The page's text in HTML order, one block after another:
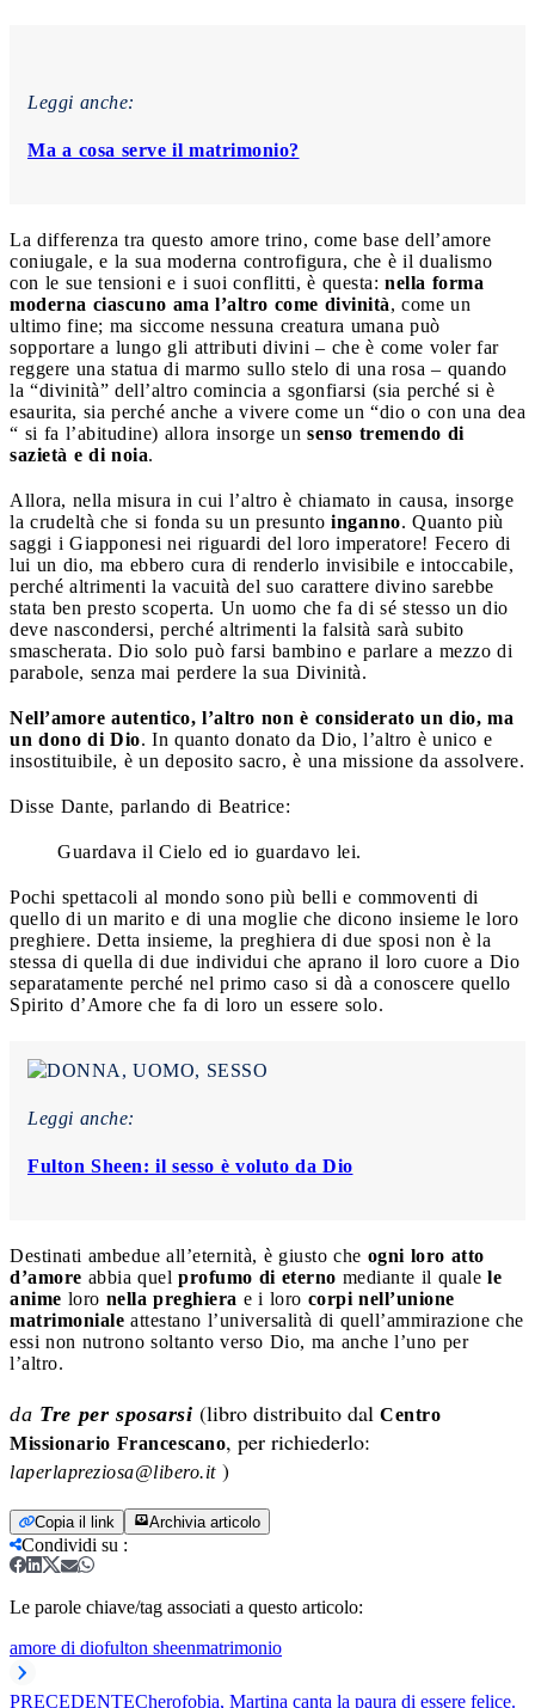
Leggi anche:
Ma a cosa serve il matrimonio?
La differenza tra questo amore trino, come base dell’amore
coniugale, e la sua moderna controfigura, che è il dualismo
con le sue tensioni e i suoi conflitti, è questa: nella forma
moderna ciascuno ama l’altro come divinità, come un
ultimo fine; ma siccome nessuna creatura umana può
sopportare a lungo gli attributi divini – che è come voler far
reggere una statua di marmo sullo stelo di una rosa – quando
la “divinità” dell’altro comincia a sgonfiarsi (sia perché si è
esaurita, sia perché anche a vivere come un “dio o con una dea
“ si fa l’abitudine) allora insorge un senso tremendo di
sazietà e di noia.
Allora, nella misura in cui l’altro è chiamato in causa, insorge
la crudeltà che si fonda su un presunto inganno. Quanto più
saggi i Giapponesi nei riguardi del loro imperatore! Fecero di
lui un dio, ma ebbero cura di renderlo invisibile e intoccabile,
perché altrimenti la vacuità del suo carattere divino sarebbe
stata ben presto scoperta. Un uomo che fa di sé stesso un dio
deve nascondersi, perché altrimenti la falsità sarà subito
smascherata. Dio solo può farsi bambino e parlare a mezzo di
parabole, senza mai perdere la sua Divinità.
Nell’amore autentico, l’altro non è considerato un dio, ma
un dono di Dio. In quanto donato da Dio, l’altro è unico e
insostituibile, è un deposito sacro, è una missione da assolvere.
Disse Dante, parlando di Beatrice:
Guardava il Cielo ed io guardavo lei.
Pochi spettacoli al mondo sono più belli e commoventi di
quello di un marito e di una moglie che dicono insieme le loro
preghiere. Detta insieme, la preghiera di due sposi non è la
stessa di quella di due individui che aprano il loro cuore a Dio
separatamente perché nel primo caso si dà a conoscere quello
Spirito d’Amore che fa di loro un essere solo.
Leggi anche:
Fulton Sheen: il sesso è voluto da Dio
Destinati ambedue all’eternità, è giusto che ogni loro atto
d’amore abbia quel profumo di eterno mediante il quale le
anime loro nella preghiera e i loro corpi nell’unione
matrimoniale attestano l’universalità di quell’ammirazione che
essi non nutrono soltanto verso Dio, ma anche l’uno per
l’altro.
da Tre per sposarsi (libro distribuito dal Centro
Missionario Francescano, per richiederlo:
laperlapreziosa@libero.it)
Copia il link Archivia articolo
Condividi su :
Le parole chiave/tag associati a questo articolo:
amore di diofulton sheenmatrimonio
PRECEDENTECherofobia, Martina canta la paura di essere felice.